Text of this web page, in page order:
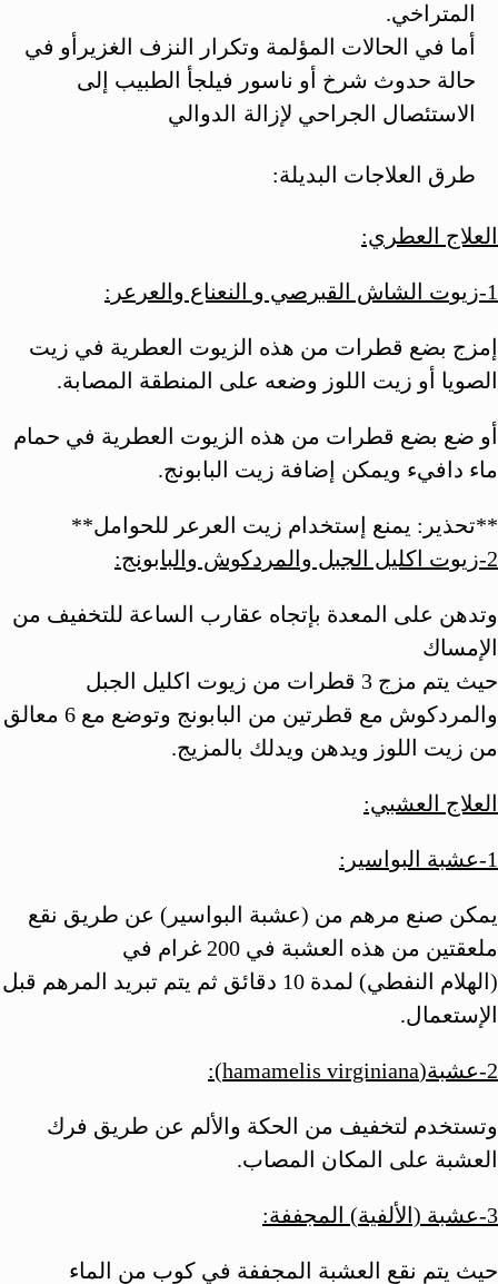
المتراخي.
أما في الحالات المؤلمة وتكرار النزف الغزيرأو في
حالة حدوث شرخ أو ناسور فيلجأ الطبيب إلى
الاستئصال الجراحي لإزالة الدوالي
طرق العلاجات البديلة:
العلاج العطري:
1-زيوت الشاش القبرصي و النعناع والعرعر:
إمزج بضع قطرات من هذه الزيوت العطرية في زيت
الصويا أو زيت اللوز وضعه على المنطقة المصابة.
أو ضع بضع قطرات من هذه الزيوت العطرية في حمام
ماء دافيء ويمكن إضافة زيت البابونج.
**تحذير: يمنع إستخدام زيت العرعر للحوامل**
2-زيوت اكليل الجبل والمردكوش والبابونج:
وتدهن على المعدة بإتجاه عقارب الساعة للتخفيف من
الإمساك
حيث يتم مزج 3 قطرات من زيوت اكليل الجبل
والمردكوش مع قطرتين من البابونج وتوضع مع 6 معالق
من زيت اللوز ويدهن ويدلك بالمزيج.
العلاج العشبي:
1-عشبة البواسير:
يمكن صنع مرهم من (عشبة البواسير) عن طريق نقع
ملعقتين من هذه العشبة في 200 غرام في
(الهلام النفطي) لمدة 10 دقائق ثم يتم تبريد المرهم قبل
الإستعمال.
2-عشبة(hamamelis virginiana):
وتستخدم لتخفيف من الحكة والألم عن طريق فرك
العشبة على المكان المصاب.
3-عشبة (الألفية) المجففة:
حيث يتم نقع العشبة المجففة في كوب من الماء